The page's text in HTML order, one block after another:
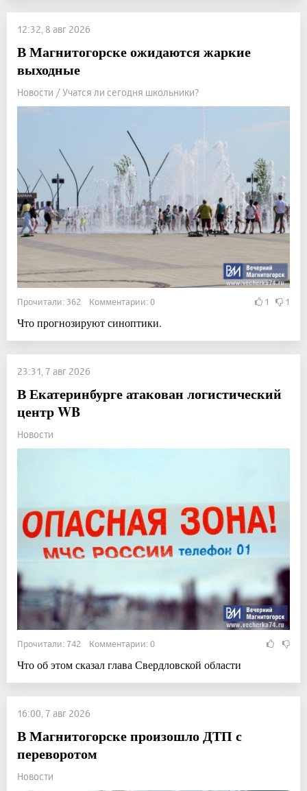
12:32, 8 авг 2026
В Магнитогорске ожидаются жаркие
выходные
Новости / Учатся ли сегодня школьники?
Прочитали: 362 Комментарии: 0 1 1
Что прогнозируют синоптики.
23:31, 7 авг 2026
В Екатеринбурге атакован логистический
центр WB
Новости
Прочитали: 742 Комментарии: 0
Что об этом сказал глава Свердловской области
16:00, 7 авг 2026
В Магнитогорске произошло ДТП с
переворотом
Новости